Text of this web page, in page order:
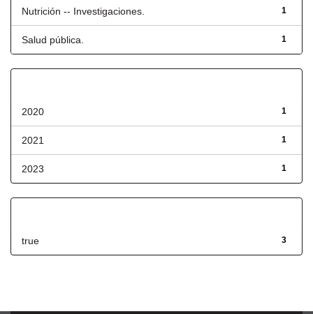
1
Nutrición -- Investigaciones.
1
Salud pública.
1
2020
1
2021
1
2023
3
true